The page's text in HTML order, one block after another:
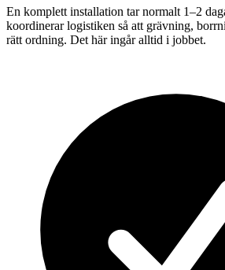
En komplett installation tar normalt 1–2
koordinerar logistiken så att grävning,
rätt ordning. Det här ingår alltid i jobbet.